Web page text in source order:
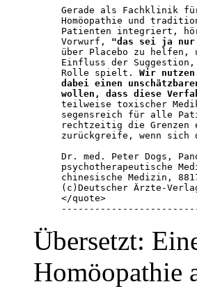
Gerade als Fachklinik
Homöopathie und
Patienten integriert,
Vorwurf, "das sei ja nur
über Placebo zu helfen,
Einfluss der
Rolle spielt. Wir
dabei einen
wollen, dass diese
teilweise toxischer
segensreich für alle
rechtzeitig die Grenzen
zurückgreife, wenn sich
Dr. med. Peter Dogs,
psychotherapeutische
chinesische Medizin,
(c)Deutscher Ärzte-
</quote>
Übersetzt:
Homöopathie